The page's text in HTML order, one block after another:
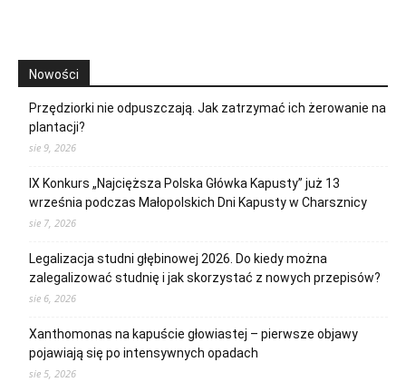
Nowości
Przędziorki nie odpuszczają. Jak zatrzymać ich żerowanie na
plantacji?
sie 9, 2026
IX Konkurs „Najcięższa Polska Główka Kapusty” już 13
września podczas Małopolskich Dni Kapusty w Charsznicy
sie 7, 2026
Legalizacja studni głębinowej 2026. Do kiedy można
zalegalizować studnię i jak skorzystać z nowych przepisów?
sie 6, 2026
Xanthomonas na kapuście głowiastej – pierwsze objawy
pojawiają się po intensywnych opadach
sie 5, 2026